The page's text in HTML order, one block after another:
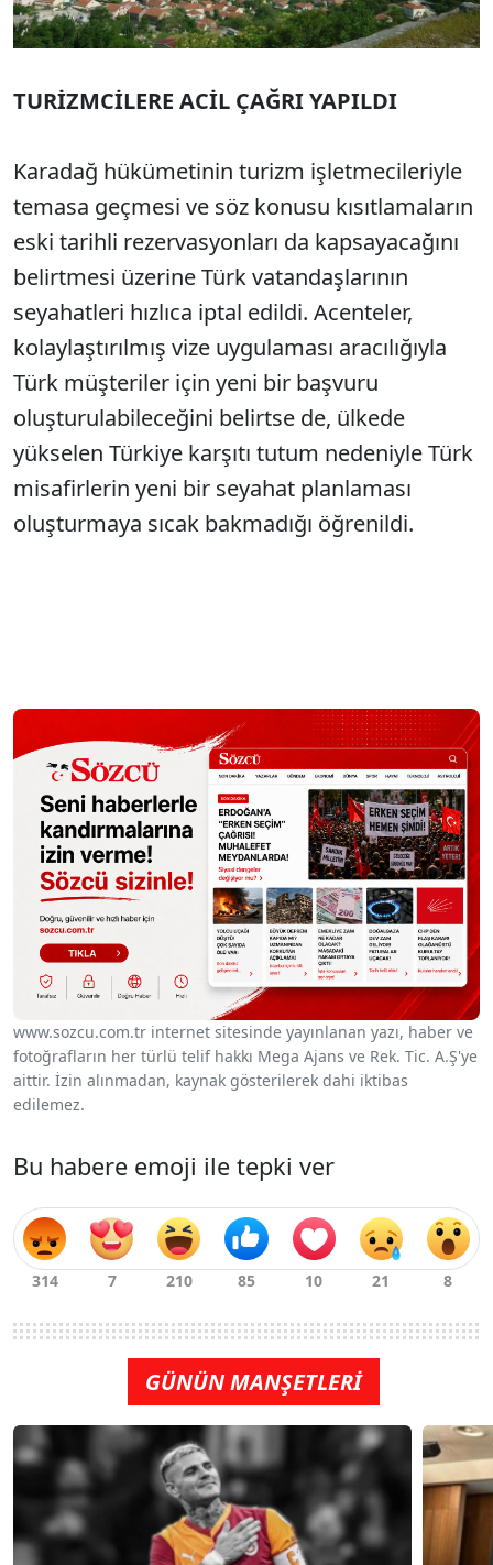
TURİZMCİLERE ACİL ÇAĞRI YAPILDI
Karadağ hükümetinin turizm işletmecileriyle
temasa geçmesi ve söz konusu kısıtlamaların
eski tarihli rezervasyonları da kapsayacağını
belirtmesi üzerine Türk vatandaşlarının
seyahatleri hızlıca iptal edildi. Acenteler,
kolaylaştırılmış vize uygulaması aracılığıyla
Türk müşteriler için yeni bir başvuru
oluşturulabileceğini belirtse de, ülkede
yükselen Türkiye karşıtı tutum nedeniyle Türk
misafirlerin yeni bir seyahat planlaması
oluşturmaya sıcak bakmadığı öğrenildi.
www.sozcu.com.tr internet sitesinde yayınlanan yazı, haber ve
fotoğrafların her türlü telif hakkı Mega Ajans ve Rek. Tic. A.Ş'ye
aittir. İzin alınmadan, kaynak gösterilerek dahi iktibas
edilemez.
Bu habere emoji ile tepki ver
GÜNÜN MANŞETLERİ